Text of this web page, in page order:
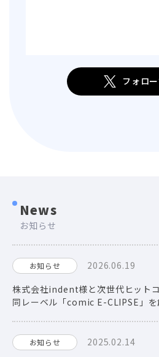
フォロ
News
お知らせ
お知らせ
2026.06.19
株式会社indent様と次世代ヒット
同レーベル「comic E-CLIPSE」を
お知らせ
2025.02.14